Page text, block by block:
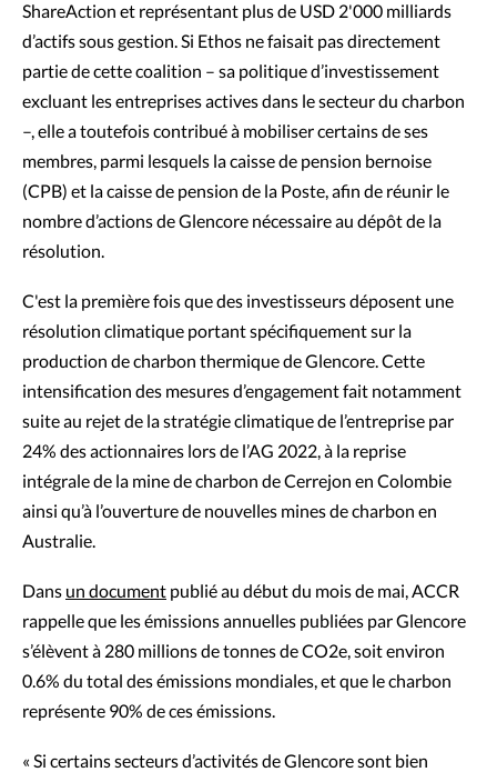
ShareAction et représentant plus de USD 2'000 milliards
d’actifs sous gestion. Si Ethos ne faisait pas directement
partie de cette coalition – sa politique d’investissement
excluant les entreprises actives dans le secteur du charbon
–, elle a toutefois contribué à mobiliser certains de ses
membres, parmi lesquels la caisse de pension bernoise
(CPB) et la caisse de pension de la Poste, afin de réunir le
nombre d’actions de Glencore nécessaire au dépôt de la
résolution.
C'est la première fois que des investisseurs déposent une
résolution climatique portant spécifiquement sur la
production de charbon thermique de Glencore. Cette
intensification des mesures d’engagement fait notamment
suite au rejet de la stratégie climatique de l’entreprise par
24% des actionnaires lors de l’AG 2022, à la reprise
intégrale de la mine de charbon de Cerrejon en Colombie
ainsi qu’à l’ouverture de nouvelles mines de charbon en
Australie.
Dans un document publié au début du mois de mai, ACCR
rappelle que les émissions annuelles publiées par Glencore
s’élèvent à 280 millions de tonnes de CO2e, soit environ
0.6% du total des émissions mondiales, et que le charbon
représente 90% de ces émissions.
« Si certains secteurs d’activités de Glencore sont bien